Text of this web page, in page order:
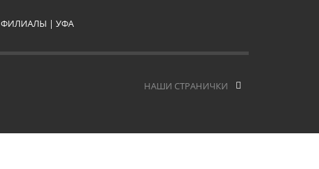
ФИЛИАЛЫ | УФА
НАШИ СТРАНИЧКИ